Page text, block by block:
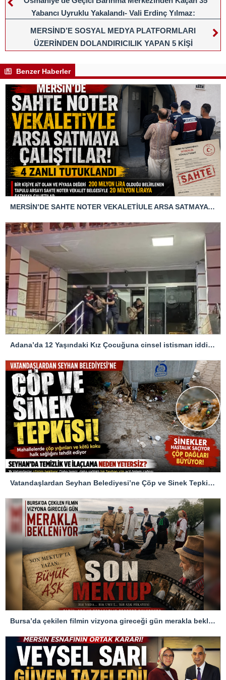
Yabancı Uyruklu Yakalandı- Vali Erdinç Yılmaz:
MERSİND’E SOSYAL MEDYA PLATFORMLARI
ÜZERİNDEN DOLANDIRICILIK YAPAN 5 KİŞİ
Benzer Haberler
MERSİN’DE SAHTE NOTER VEKALETİULE ARSA SATMAYA ÇALIŞTIRLAR
Adana’da 12 Yaşındaki Kız Çocuğuna cinsel istismarı iddiası
Vatandaşlardan Seyhan Belediyesi’ne Çöp ve Sinek Tepkisi…!
Bursa’da çekilen filmin vizyona gireceği gün merakla bekleniyor